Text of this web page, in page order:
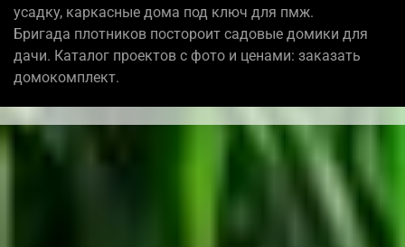
усадку, каркасные дома под ключ для пмж.
Бригада плотников постороит садовые домики для
дачи. Каталог проектов с фото и ценами: заказать
домокомплект.